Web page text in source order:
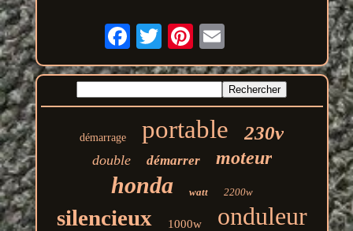
démarrage portable 230v
double démarrer moteur
honda watt 2200w
silencieux 1000w onduleur